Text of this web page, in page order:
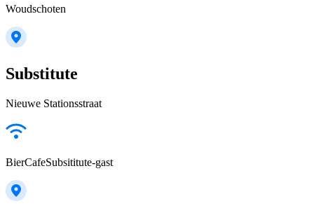
Woudschoten
Substitute
Nieuwe Stationsstraat
BierCafeSubsititute-gast